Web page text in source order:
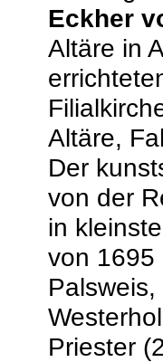
Eckher
Altäre in
Altäre,
Der
von der
in
von 1695
Priester